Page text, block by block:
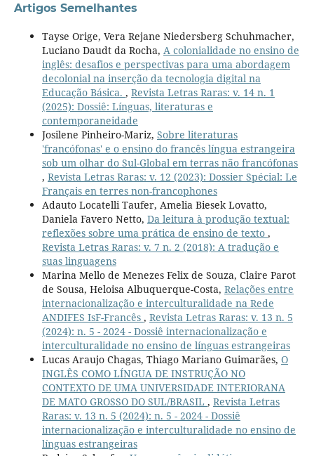
Artigos Semelhantes
Tayse Orige, Vera Rejane Niedersberg Schuhmacher,
Luciano Daudt da Rocha, A colonialidade no ensino de
inglês: desafios e perspectivas para uma abordagem
decolonial na inserção da tecnologia digital na
Educação Básica. , Revista Letras Raras: v. 14 n. 1
(2025): Dossiê: Línguas, literaturas e
contemporaneidade
Josilene Pinheiro-Mariz, Sobre literaturas
'francófonas' e o ensino do francês língua estrangeira
sob um olhar do Sul-Global em terras não francófonas
, Revista Letras Raras: v. 12 (2023): Dossier Spécial: Le
Français en terres non-francophones
Adauto Locatelli Taufer, Amelia Biesek Lovatto,
Daniela Favero Netto, Da leitura à produção textual:
reflexões sobre uma prática de ensino de texto ,
Revista Letras Raras: v. 7 n. 2 (2018): A tradução e
suas linguagens
Marina Mello de Menezes Felix de Souza, Claire Parot
de Sousa, Heloisa Albuquerque-Costa, Relações entre
internacionalização e interculturalidade na Rede
ANDIFES IsF-Francês , Revista Letras Raras: v. 13 n. 5
(2024): n. 5 - 2024 - Dossiê internacionalização e
interculturalidade no ensino de línguas estrangeiras
Lucas Araujo Chagas, Thiago Mariano Guimarães, O
INGLÊS COMO LÍNGUA DE INSTRUÇÃO NO
CONTEXTO DE UMA UNIVERSIDADE INTERIORANA
DE MATO GROSSO DO SUL/BRASIL , Revista Letras
Raras: v. 13 n. 5 (2024): n. 5 - 2024 - Dossiê
internacionalização e interculturalidade no ensino de
línguas estrangeiras